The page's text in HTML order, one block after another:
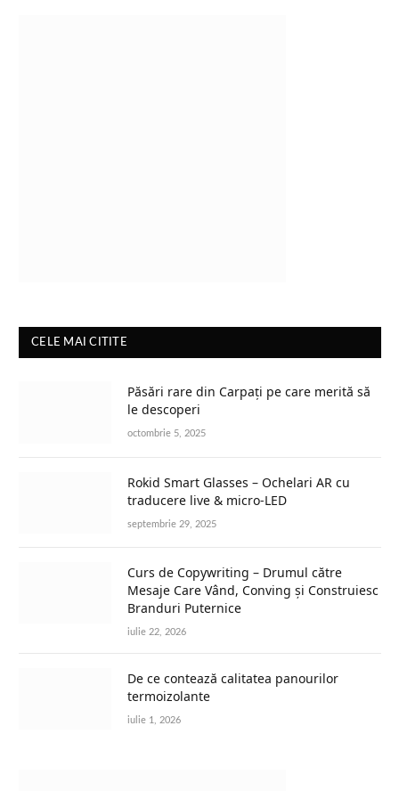
CELE MAI CITITE
Păsări rare din Carpați pe care merită să
le descoperi
octombrie 5, 2025
Rokid Smart Glasses – Ochelari AR cu
traducere live & micro-LED
septembrie 29, 2025
Curs de Copywriting – Drumul către
Mesaje Care Vând, Conving și Construiesc
Branduri Puternice
iulie 22, 2026
De ce contează calitatea panourilor
termoizolante
iulie 1, 2026